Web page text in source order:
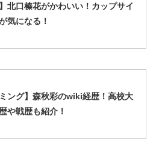
】北口榛花がかわいい！カップサイ
気になる！
ミング】森秋彩のwiki経歴！高校大
や戦歴も紹介！